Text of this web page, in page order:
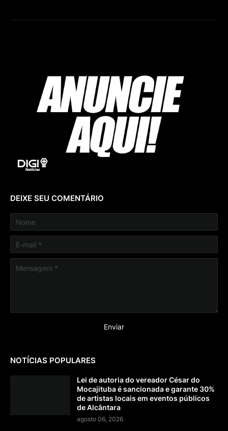
DEIXE SEU COMENTÁRIO
NOTÍCIAS POPULARES
Lei de autoria do vereador César do
Mocajituba é sancionada e garante 30%
de artistas locais em eventos públicos
de Alcântara
agosto 06, 2026